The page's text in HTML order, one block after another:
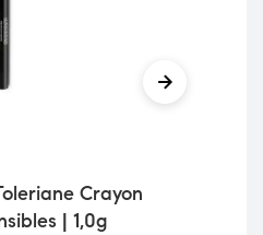
Crayon
| 1,0g